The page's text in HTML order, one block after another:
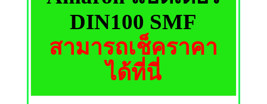
DIN100 SMF
สามารถเช็คราคา
ได้ที่นี่